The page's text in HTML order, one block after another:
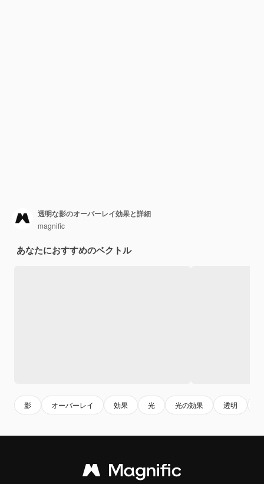
透明な影のオーバーレイ効果と詳細
magnific
あなたにおすすめのベクトル
影 オーバーレイ 効果 光 光の効果 透明